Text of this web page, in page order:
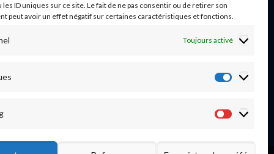
les ID uniques sur ce site. Le fait de ne pas consentir ou de retirer son
peut avoir un effet négatif sur certaines caractéristiques et fonctions.
Toujours activé
20 44 59 62